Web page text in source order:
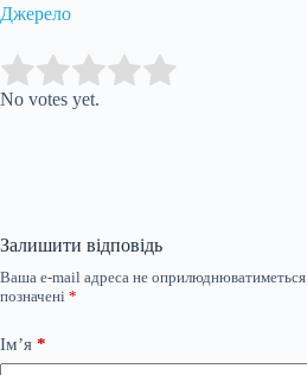
Джерело
Rate this item:
No votes yet.
Залишити відповідь
Ваша e-mail адреса не оприлюднюватиметься.
позначені *
Ім’я *